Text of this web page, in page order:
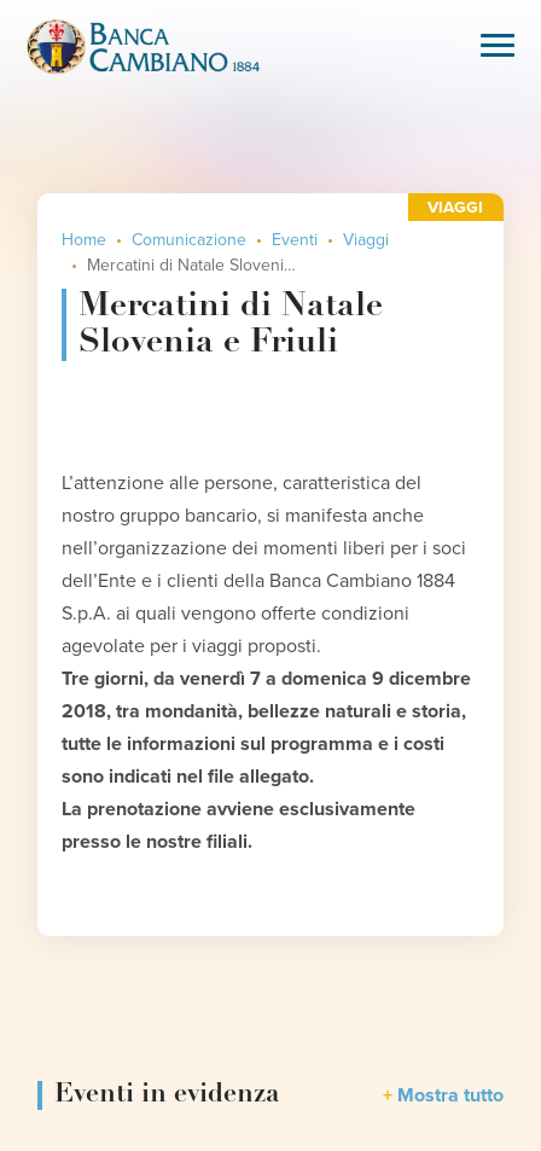
Home Comunicazione Eventi
Viaggi
Mercatini di Natale Slovenia e Friuli
Mercatini di Natale
Slovenia e Friuli
VIAGGI
L’attenzione alle persone, caratteristica del
nostro gruppo bancario, si manifesta anche
nell’organizzazione dei momenti liberi per i soci
dell’Ente e i clienti della Banca Cambiano 1884
S.p.A. ai quali vengono offerte condizioni
agevolate per i viaggi proposti.
Tre giorni, da venerdì 7 a domenica 9 dicembre
2018, tra mondanità, bellezze naturali e storia,
tutte le informazioni sul programma e i costi
sono indicati nel file allegato.
La prenotazione avviene esclusivamente
presso le nostre filiali.
Eventi in evidenza Mostra tutto